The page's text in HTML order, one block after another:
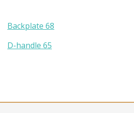
Backplate 68
D-handle 65